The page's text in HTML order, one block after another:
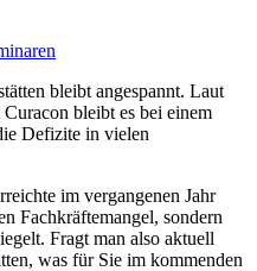
bleibt angespannt. Laut
bleibt es bei einem
Defizite in vielen
im vergangenen Jahr
Fachkräftemangel, sondern
Fragt man also aktuell
was für Sie im kommenden